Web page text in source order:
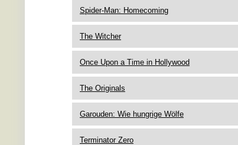
Spider-Man: Homecoming
The Witcher
Once Upon a Time in Hollywood
The Originals
Garouden: Wie hungrige Wölfe
Terminator Zero